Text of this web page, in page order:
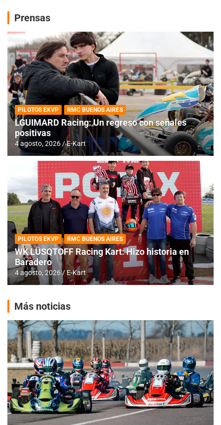
Prensas
PILOTOS EKVP RMC BUENOS AIRES
LGUIMARD Racing: Un regreso con señales
positivas
4 agosto, 2026 E-Kart
PILOTOS EKVP RMC BUENOS AIRES
WK LÜSQTOFF Racing Kart: Hizo historia en
Baradero
4 agosto, 2026 E-Kart
Más noticias